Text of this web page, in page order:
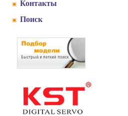
Контакты
Поиск